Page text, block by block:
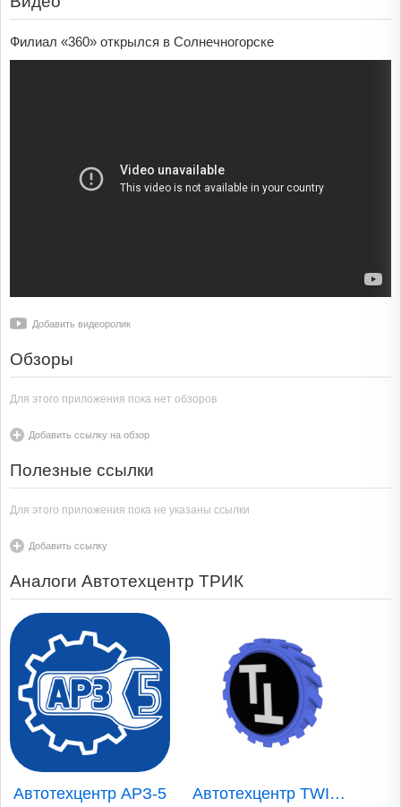
Филиал «360» открылся в Солнечногорске
Добавить видеоролик
Обзоры
Для этого приложения пока нет обзоров
Добавить ссылку на обзор
Полезные ссылки
Для этого приложения пока не указаны ссылки
Добавить ссылку
Аналоги Автотехцентр ТРИК
Автотехцентр АРЗ-5 Автотехцентр TWINTOP